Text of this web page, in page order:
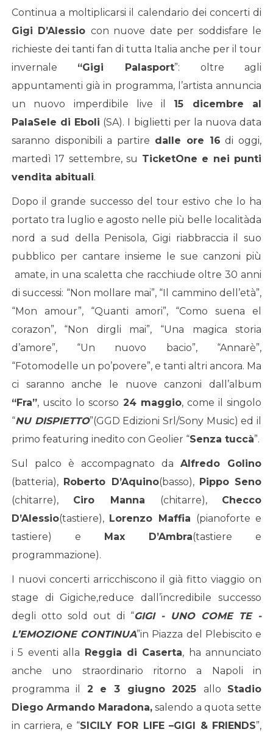
Continua a moltiplicarsi il calendario dei concerti di
Gigi D’Alessio con nuove date per soddisfare le
richieste dei tanti fan di tutta Italia anche per il tour
invernale “Gigi Palasport”: oltre agli
appuntamenti già in programma, l’artista annuncia
un nuovo imperdibile live il 15 dicembre al
PalaSele di Eboli (SA). I biglietti per la nuova data
saranno disponibili a partire dalle ore 16 di oggi,
martedì 17 settembre, su TicketOne e nei punti
vendita abituali.
Dopo il grande successo del tour estivo che lo ha
portato tra luglio e agosto nelle più belle localitàda
nord a sud della Penisola, Gigi riabbraccia il suo
pubblico per cantare insieme le sue canzoni più
amate, in una scaletta che racchiude oltre 30 anni
di successi: “Non mollare mai”, “Il cammino dell’età”,
“Mon amour”, “Quanti amori”, “Como suena el
corazon”, “Non dirgli mai”, “Una magica storia
d’amore”, “Un nuovo bacio”, “Annarè”,
“Fotomodelle un po’povere”, e tanti altri ancora. Ma
ci saranno anche le nuove canzoni dall’album
“Fra”, uscito lo scorso 24 maggio, come il singolo
“NU DISPIETTO”(GGD Edizioni Srl/Sony Music) ed il
primo featuring inedito con Geolier “Senza tuccà”.
Sul palco è accompagnato daAlfredo Golino
(batteria), Roberto D’Aquino(basso), Pippo Seno
(chitarre), Ciro Manna (chitarre), Checco
D’Alessio(tastiere), Lorenzo Maffia (pianoforte e
tastiere) e Max D’Ambra(tastiere e
programmazione).
I nuovi concerti arricchiscono il già fitto viaggio on
stage di Gigiche,reduce dall’incredibile successo
degli otto sold out di “GIGI - UNO COME TE -
L’EMOZIONE CONTINUA”in Piazza del Plebiscito e
i 5 eventi alla Reggia di Caserta, ha annunciato
anche uno straordinario ritorno a Napoli in
programma il 2 e 3 giugno 2025 allo Stadio
Diego Armando Maradona, salendo a quota sette
in carriera, e “SICILY FOR LIFE–GIGI & FRIENDS”,